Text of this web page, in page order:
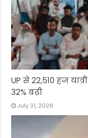
UP से 22,510 हज
32% बढ़ी
July 31, 2026